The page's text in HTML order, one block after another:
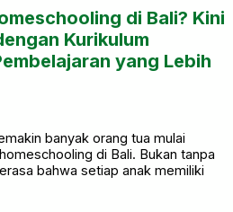
di Bali? Kini
Kurikulum
yang Lebih
banyak orang tua mulai
di Bali. Bukan tanpa
bahwa setiap anak memiliki
mereka mulai